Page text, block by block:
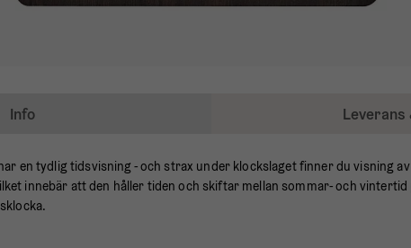
Info
en tydlig tidsvisning - och strax under klockslaget finner du visning
innebär att den håller tiden och skiftar mellan sommar- och vintertid